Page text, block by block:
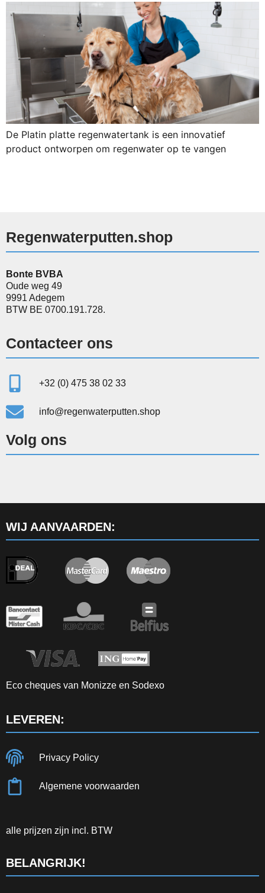
De Platin platte regenwatertank is een innovatief
product ontworpen om regenwater op te vangen
Regenwaterputten.shop
Bonte BVBA
Oude weg 49
9991 Adegem
BTW BE 0700.191.728.
Contacteer ons
+32 (0) 475 38 02 33
info@regenwaterputten.shop
Volg ons
WIJ AANVAARDEN:
Eco cheques van Monizze en Sodexo
LEVEREN:
Privacy Policy
Algemene voorwaarden
alle prijzen zijn incl. BTW
BELANGRIJK!